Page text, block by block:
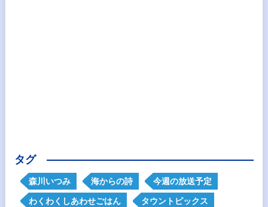
タグ
森川いつみ 海からの詩 今週の放送予定
わくわくしあわせごはん タウントピックス